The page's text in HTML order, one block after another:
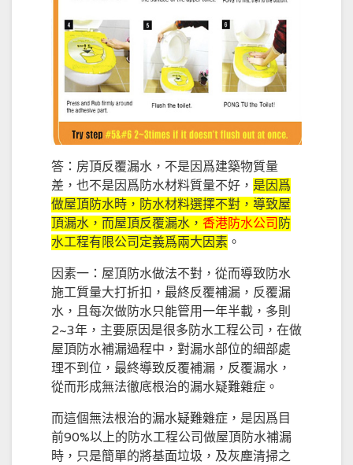
答：房頂反覆漏水，不是因爲建築物質量
差，也不是因爲防水材料質量不好， 是因爲
做屋頂防水時，防水材料選擇不對，導致屋
頂漏水，而屋頂反覆漏水， 香港防水公司 防
水工程有限公司定義爲兩大因素 。
因素一：屋頂防水做法不對，從而導致防水
施工質量大打折扣，最終反覆補漏，反覆漏
水，且每次做防水只能管用一年半載，多則
2~3年，主要原因是很多防水工程公司，在做
屋頂防水補漏過程中，對漏水部位的細部處
理不到位，最終導致反覆補漏，反覆漏水，
從而形成無法徹底根治的漏水疑難雜症。
而這個無法根治的漏水疑難雜症，是因爲目
前90%以上的防水工程公司做屋頂防水補漏
時，只是簡單的將基面垃圾，及灰塵清掃之